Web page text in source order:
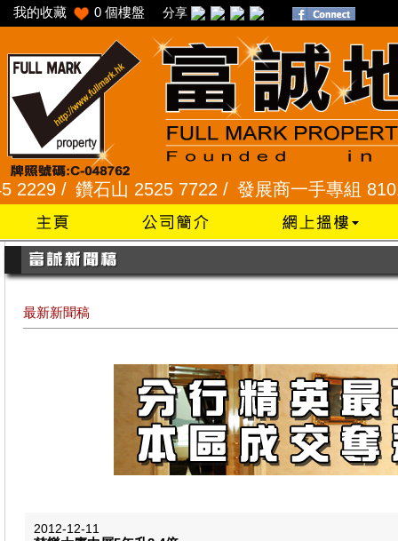
我的收藏 0 個樓盤 分享
/鑽石山 2525 7722 /發展商一手專組 8101
最新新聞稿
2012-12-11